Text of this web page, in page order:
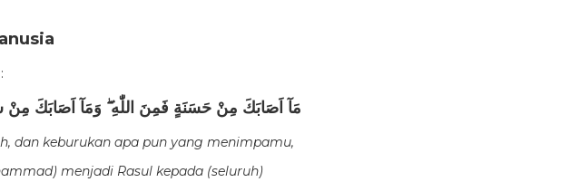
مَآ اَصَابَكَ مِنْ حَسَنَةٍ فَمِنَ اللّٰهِ ۖ وَمَآ اَصَابَكَ مِنْ
dan keburukan apa pun yang menimpamu,
menjadi Rasul kepada (seluruh)